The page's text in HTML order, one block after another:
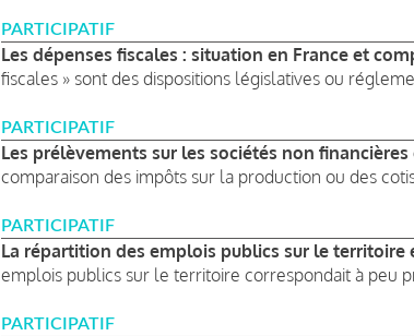
PARTICIPATIF
Les dépenses fiscales : situation en France et
fiscales » sont des dispositions législatives ou
PARTICIPATIF
Les prélèvements sur les sociétés non
comparaison des impôts sur la production ou des
PARTICIPATIF
La répartition des emplois publics sur le territoire
emplois publics sur le territoire correspondait à peu
PARTICIPATIF